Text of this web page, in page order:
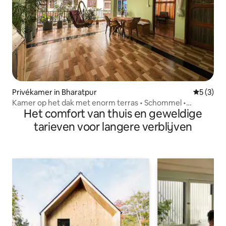
Privékamer in Bharatpur
5 (3)
Kamer op het dak met enorm terras • Schommel •
Eetbare tuin
Het comfort van thuis en geweldige
tarieven voor langere verblijven